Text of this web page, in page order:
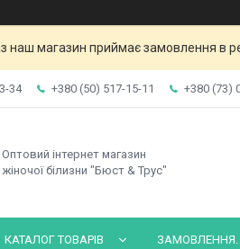
наш магазин приймає замовлення в
34 +380 (50) 517-15-11 +380 (73)
Оптовий інтернет магазин
жіночої білизни "Бюст & Трус"
КАТАЛОГ ТОВАРІВ ЗАМОВЛЕННЯ.